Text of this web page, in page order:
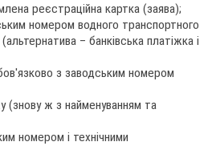
реєстраційна картка (заява);
номером водного транспортного
– банківська платіжка і
з заводським номером
(знову ж з найменуванням та
номером і технічними